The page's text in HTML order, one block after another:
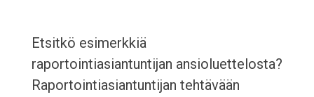
Etsitkö esimerkkiä
raportointiasiantuntijan ansioluettelosta?
Raportointiasiantuntijan tehtävään